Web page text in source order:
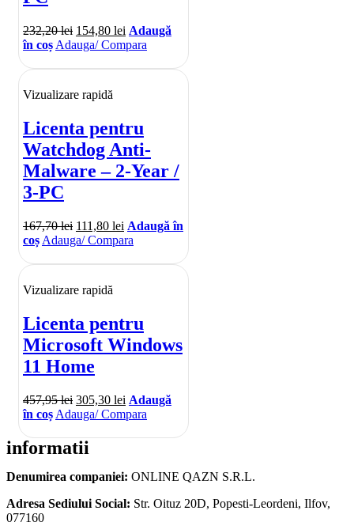
232,20lei 154,80 lei Adaugă
în coș Adauga/ Compara
Vizualizare rapidă
Licenta pentru
Watchdog Anti-
Malware – 2-Year /
3-PC
167,70lei 111,80 lei Adaugă în
coș Adauga/ Compara
Vizualizare rapidă
Licenta pentru
Microsoft Windows
11 Home
457,95lei 305,30 lei Adaugă
în coș Adauga/ Compara
informatii
Denumirea companiei: ONLINE QAZN S.R.L.
Adresa Sediului Social: Str. Oituz 20D, Popesti-Leordeni, Ilfov,
077160